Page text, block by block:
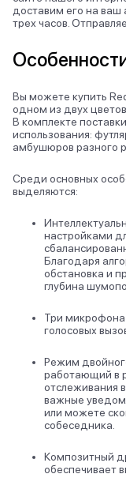
доставим его на ваш
трех часов.
Вы можете купить
одном из двух
В комплекте
использования:
амбушюров разного
Среди основных
выделяются:
настройками
Благодаря
обстановка и
глубина
Три микрофона
голосовых
Режим
работающий в
отслеживания
важные
или можете
собеседника.
Композитный
обеспечивает